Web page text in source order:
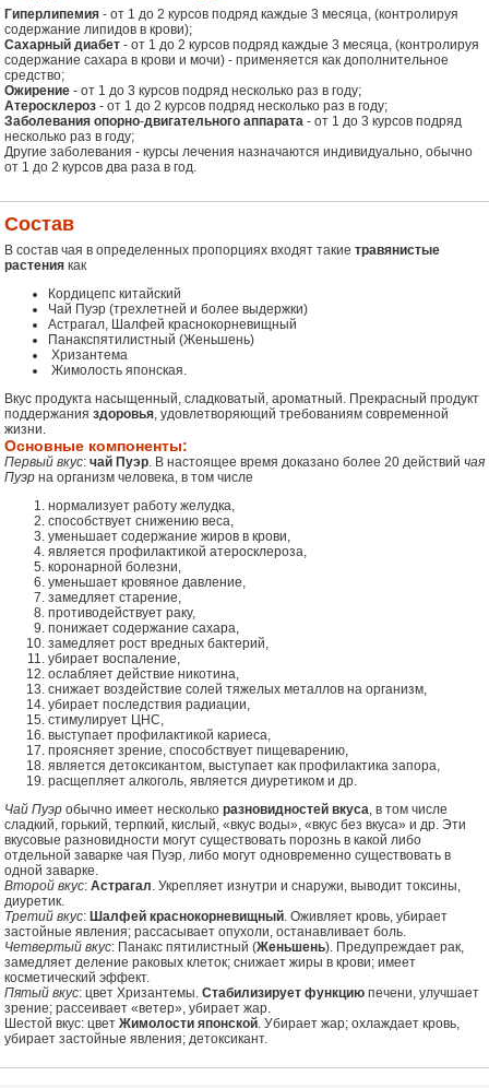
Гиперлипемия - от 1 до 2 курсов подряд каждые 3 месяца, (контролируя
содержание липидов в крови);
Сахарный диабет - от 1 до 2 курсов подряд каждые 3 месяца, (контролируя
содержание сахара в крови и мочи) - применяется как дополнительное
средство;
Ожирение - от 1 до 3 курсов подряд несколько раз в году;
Атеросклероз - от 1 до 2 курсов подряд несколько раз в году;
Заболевания опорно-двигательного аппарата - от 1 до 3 курсов подряд
несколько раз в году;
Другие заболевания - курсы лечения назначаются индивидуально, обычно
от 1 до 2 курсов два раза в год.
Состав
В состав чая в определенных пропорциях входят такие травянистые
растения как
Кордицепс китайский
Чай Пуэр (трехлетней и более выдержки)
Астрагал, Шалфей краснокорневищный
Панакспятилистный (Женьшень)
Хризантема
Жимолость японская.
Вкус продукта насыщенный, сладковатый, ароматный. Прекрасный продукт
поддержания здоровья, удовлетворяющий требованиям современной
жизни.
Основные компоненты:
Первый вкус: чай Пуэр. В настоящее время доказано более 20 действий чая
Пуэр на организм человека, в том числе
нормализует работу желудка,
способствует снижению веса,
уменьшает содержание жиров в крови,
является профилактикой атеросклероза,
коронарной болезни,
уменьшает кровяное давление,
замедляет старение,
противодействует раку,
понижает содержание сахара,
замедляет рост вредных бактерий,
убирает воспаление,
ослабляет действие никотина,
снижает воздействие солей тяжелых металлов на организм,
убирает последствия радиации,
стимулирует ЦНС,
выступает профилактикой кариеса,
проясняет зрение, способствует пищеварению,
является детоксикантом, выступает как профилактика запора,
расщепляет алкоголь, является диуретиком и др.
Чай Пуэр обычно имеет несколько разновидностей вкуса, в том числе
сладкий, горький, терпкий, кислый, «вкус воды», «вкус без вкуса» и др. Эти
вкусовые разновидности могут существовать порознь в какой либо
отдельной заварке чая Пуэр, либо могут одновременно существовать в
одной заварке.
Второй вкус: Астрагал. Укрепляет изнутри и снаружи, выводит токсины,
диуретик.
Третий вкус: Шалфей краснокорневищный. Оживляет кровь, убирает
застойные явления; рассасывает опухоли, останавливает боль.
Четвертый вкус: Панакс пятилистный (Женьшень). Предупреждает рак,
замедляет деление раковых клеток; снижает жиры в крови; имеет
косметический эффект.
Пятый вкус: цвет Хризантемы. Стабилизирует функцию печени, улучшает
зрение; рассеивает «ветер», убирает жар.
Шестой вкус: цвет Жимолости японской. Убирает жар; охлаждает кровь,
убирает застойные явления; детоксикант.